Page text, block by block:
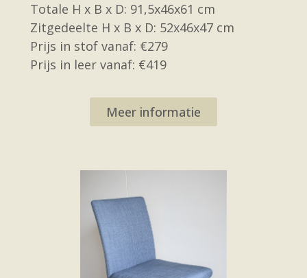
Totale H x B x D: 91,5x46x61 cm
Zitgedeelte H x B x D: 52x46x47 cm
Prijs in stof vanaf: €279
Prijs in leer vanaf: €419
Meer informatie